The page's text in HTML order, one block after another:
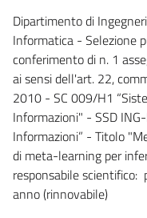
Dipartimento di
Informatica - Selezione
conferimento di n. 1
ai sensi dell'art. 22,
2010 - SC 009/H1
Informazioni" - SSD
Informazioni” - Titolo
di meta-learning per
responsabile scientifico:
anno (rinnovabile)